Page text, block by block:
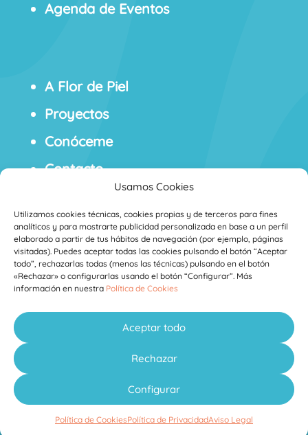
Usamos Cookies
Utilizamos cookies técnicas, cookies propias y de terceros para fines
analíticos y para mostrarte publicidad personalizada en base a un perfil
elaborado a partir de tus hábitos de navegación (por ejemplo, páginas
visitadas). Puedes aceptar todas las cookies pulsando el botón “Aceptar
todo”, rechazarlas todas (menos las técnicas) pulsando en el botón
«Rechazar» o configurarlas usando el botón “Configurar”. Más
información en nuestra Política de Cookies
Aceptar todo
Rechazar
Configurar
Política de CookiesPolítica de PrivacidadAviso Legal
Agenda de Eventos
A Flor de Piel
Proyectos
Conóceme
Contacto
Derecho de Desistimiento